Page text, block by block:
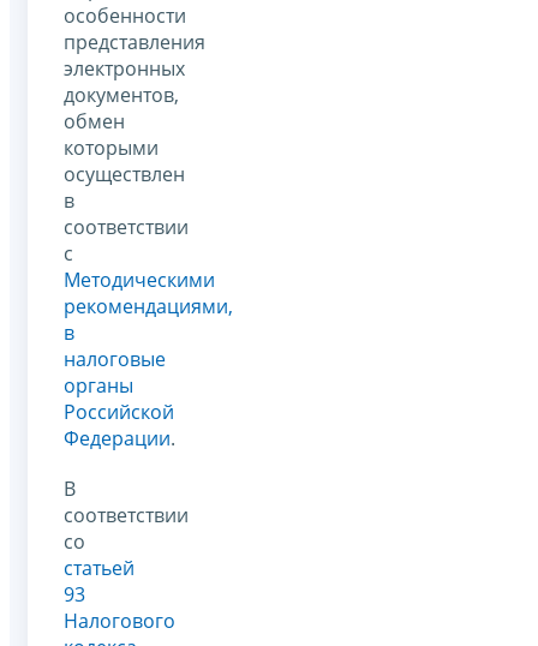
особенности
представления
электронных
документов,
обмен
которыми
осуществлен
в
соответствии
с
Методическими
рекомендациями,
в
налоговые
органы
Российской
Федерации.
В
соответствии
со
статьей
93
Налогового